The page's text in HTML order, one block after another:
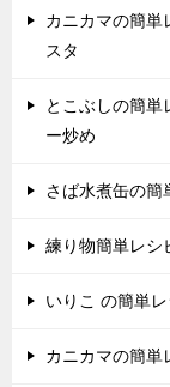
カニカマの簡単
スタ
とこぶしの簡単
ー炒め
さば水煮缶の簡
練り物簡単レシ
いりこ の簡単
カニカマの簡単